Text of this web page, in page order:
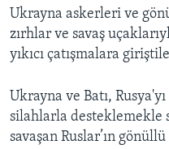
Ukrayna askerleri ve
zırhlar ve savaş
yıkıcı çatışmalara
Ukrayna ve Batı,
silahlarla desteklemekle
savaşan Ruslar’ın